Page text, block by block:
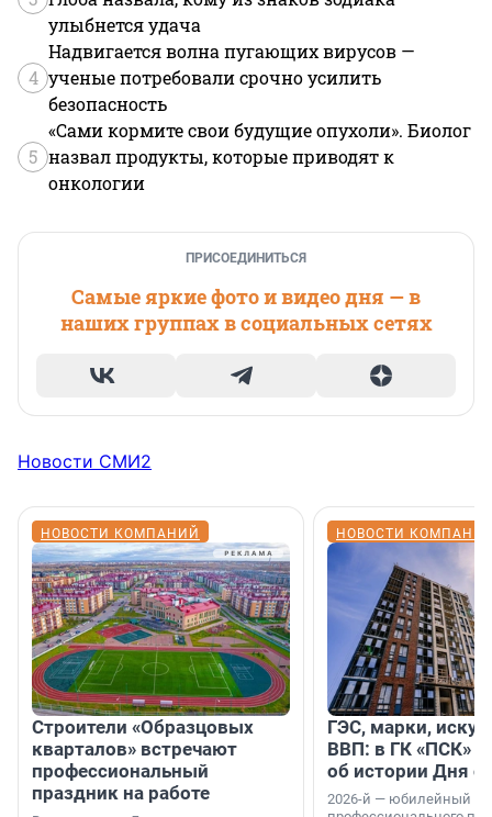
улыбнется удача
4
Надвигается волна пугающих вирусов —
ученые потребовали срочно усилить
безопасность
5
«Сами кормите свои будущие опухоли». Биолог
назвал продукты, которые приводят к
онкологии
ПРИСОЕДИНИТЬСЯ
Самые яркие фото и видео дня — в
наших группах в социальных сетях
Новости СМИ2
НОВОСТИ КОМПАНИЙ
Строители «Образцовых
кварталов» встречают
профессиональный
праздник на работе
НОВОСТИ
ГЭС, марки,
ВВП: в ГК «ПСК»
об истории Дня
2026-й — юбилейный